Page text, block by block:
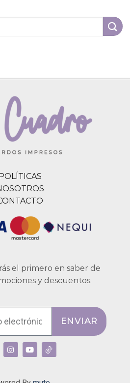
el primero en saber de
y descuentos.
ENVIAR